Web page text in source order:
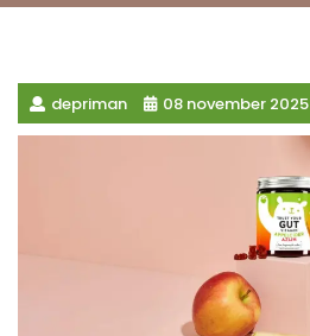
depriman 08 november 2025